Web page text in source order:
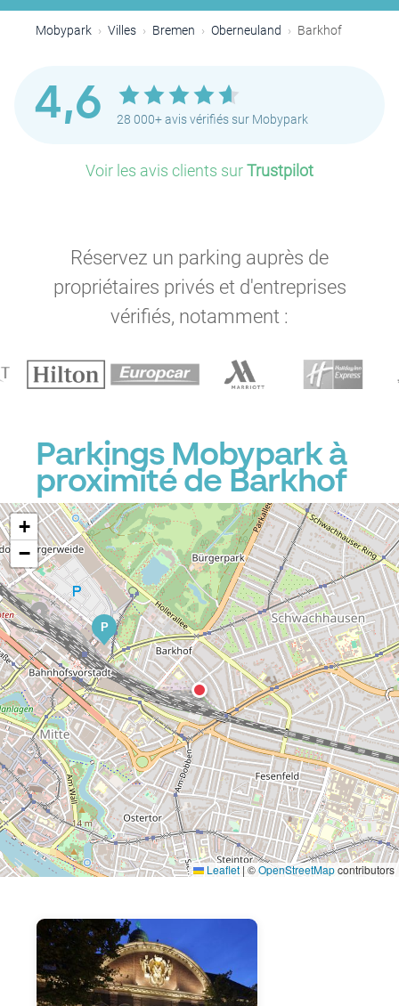
Mobypark Villes Bremen Oberneuland Barkhof
4,6 28 000+ avis vérifiés sur Mobypark
Voir les avis clients surTrustpilot
Réservez un parking auprès de
propriétaires privés et d'entreprises
vérifiés, notamment :
Parkings Mobypark à
proximité de Barkhof
P
+
−
Leaflet | ©OpenStreetMapcontributors